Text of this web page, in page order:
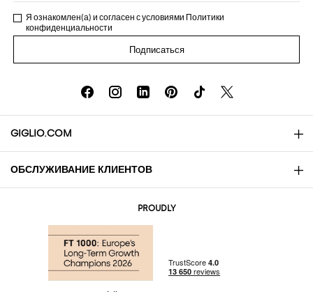
Я ознакомлен(а) и согласен с условиями Политики
конфиденциальности
Подписаться
GIGLIO.COM
About
Community Store
ОБСЛУЖИВАНИЕ КЛИЕНТОВ
PROUDLY